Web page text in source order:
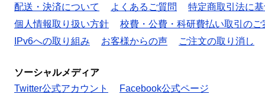
配送・決済について よくあるご質問
特定商取引法に
個人情報取り扱い方針
校費・公費・科研費払い取引のご
IPv6への取り組み
お客様からの声 ご注文の取り消し
ソーシャルメディア
Twitter公式アカウント
Facebook公式ページ